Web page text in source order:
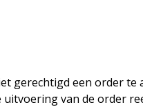
gerechtigd een order
van de order